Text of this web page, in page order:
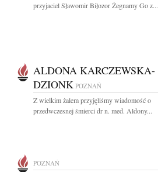
przyjaciel Sławomir Biłozor Żegnamy Go z...
ALDONA KARCZEWSKA-
DZIONK POZNAŃ
Z wielkim żalem przyjęliśmy wiadomość o
przedwczesnej śmierci dr n. med. Aldony...
POZNAŃ